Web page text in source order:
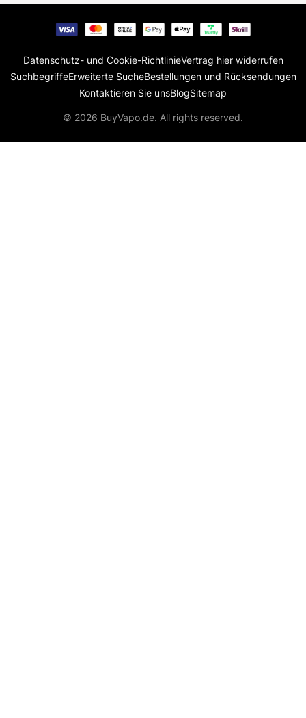
Datenschutz- und Cookie-RichtlinieVertrag hier widerrufen
SuchbegriffeErweiterte SucheBestellungen und Rücksendungen
Kontaktieren Sie unsBlogSitemap
© 2026 BuyVapo.de. All rights reserved.